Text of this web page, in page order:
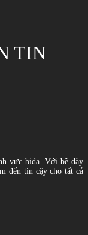
TIN
vực bida. Với bề dày
đến tin cậy cho tất cả